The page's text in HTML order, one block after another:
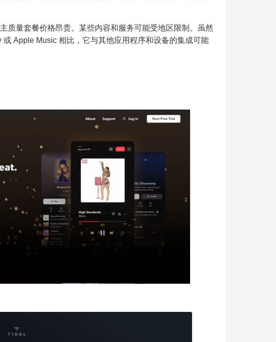
质量套餐价格昂贵。某些内容和服务可能受地区限制。虽然
Apple Music 相比，它与其他应用程序和设备的集成可能